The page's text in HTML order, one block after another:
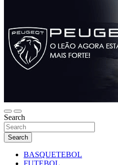
Search
Search
BASQUETEBOL
FUTEBOL